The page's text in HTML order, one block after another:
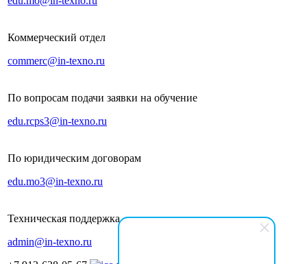
Коммерческий отдел
commerc@in-texno.ru
По вопросам подачи заявки на обучение
edu.rcps3@in-texno.ru
По юридическим договорам
edu.mo3@in-texno.ru
Техническая поддержка
admin@in-texno.ru